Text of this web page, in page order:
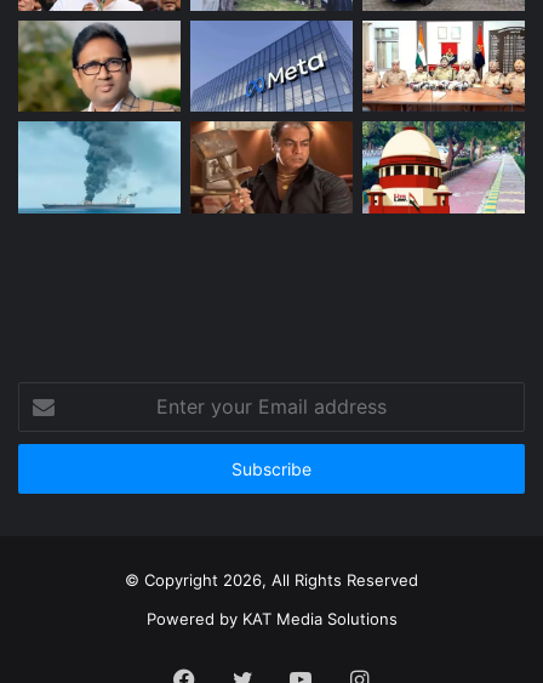
your
Email
© Copyright 2026, All Rights Reserved
Powered by KAT Media Solutions
Facebook
TwitterYouTubeInstagram